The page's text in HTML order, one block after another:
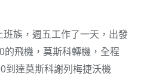
族，週五工作了一天，出發
的飛機，莫斯科轉機，全程
到達莫斯科謝列梅捷沃機